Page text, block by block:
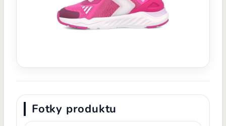
Fotky produktu